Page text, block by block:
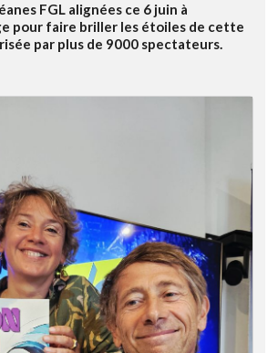
FGL alignées ce 6 juin à
pour faire briller les étoiles de cette
par plus de 9000 spectateurs.